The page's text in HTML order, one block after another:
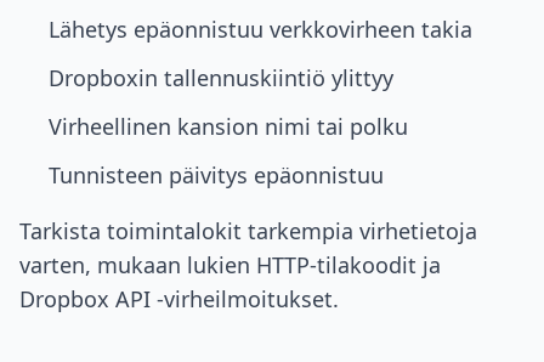
Lähetys epäonnistuu verkkovirheen takia
Dropboxin tallennuskiintiö ylittyy
Virheellinen kansion nimi tai polku
Tunnisteen päivitys epäonnistuu
Tarkista toimintalokit tarkempia virhetietoja
varten, mukaan lukien HTTP-tilakoodit ja
Dropbox API -virheilmoitukset.